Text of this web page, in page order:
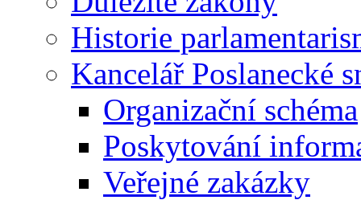
Historie
Kancelář Poslanecké
Organizační schéma
Poskytování
Veřejné zakázky